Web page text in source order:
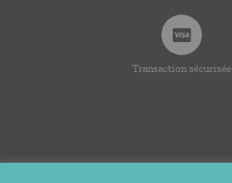
Transaction sécurisée